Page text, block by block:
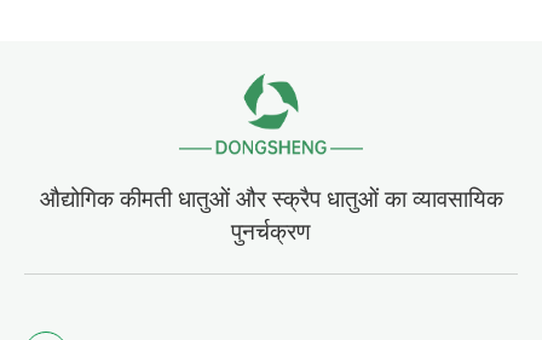
औद्योगिक कीमती धातुओं और स्क्रैप धातुओं का व्यावसायिक
पुनर्चक्रण